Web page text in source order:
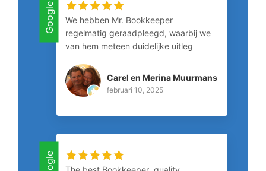
Google
We hebben Mr. Bookkeeper
regelmatig geraadpleegd, waarbij we
van hem meteen duidelijke uitleg
en correct. Zeker een aanrader!
Carel en Merina Muurmans
februari 10, 2025